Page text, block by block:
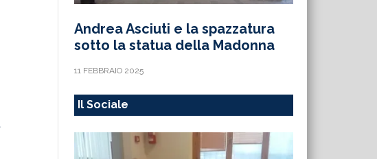
Andrea Asciuti e la spazzatura
sotto la statua della Madonna
11 FEBBRAIO 2025
Il Sociale